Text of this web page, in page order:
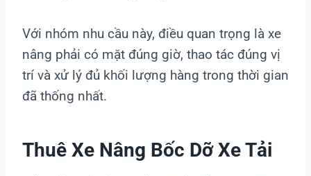
Với nhóm nhu cầu này, điều quan trọng là xe
nâng phải có mặt đúng giờ, thao tác đúng vị
trí và xử lý đủ khối lượng hàng trong thời gian
đã thống nhất.
Thuê Xe Nâng Bốc Dỡ Xe Tải